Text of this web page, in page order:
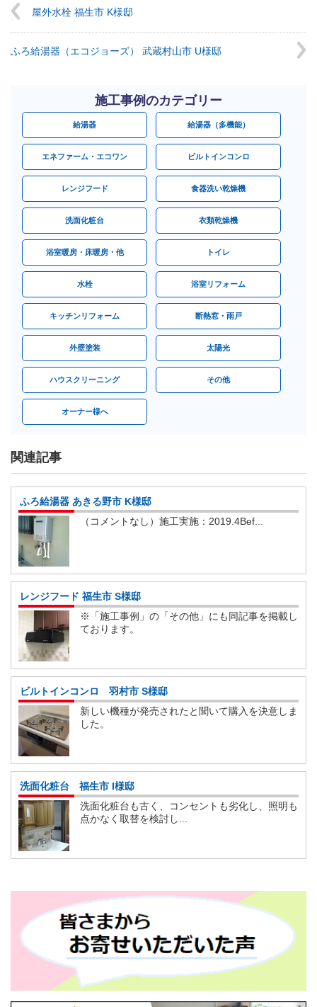
屋外水栓 福生市 K様邸
ふろ給湯器（エコジョーズ） 武蔵村山市 U様邸
施工事例のカテゴリー
給湯器 給湯器（多機能）
エネファーム・エコワン ビルトインコンロ
レンジフード 食器洗い乾燥機
洗面化粧台 衣類乾燥機
浴室暖房・床暖房・他 トイレ
水栓 浴室リフォーム
キッチンリフォーム 断熱窓・雨戸
外壁塗装 太陽光
ハウスクリーニング その他
オーナー様へ
関連記事
ふろ給湯器 あきる野市 K様邸
（コメントなし）施工実施：2019.4Bef...
レンジフード 福生市 S様邸
※「施工事例」の「その他」にも同記事を掲載し
ております。
ビルトインコンロ 羽村市 S様邸
新しい機種が発売されたと聞いて購入を決意しま
した。
洗面化粧台 福生市 I様邸
洗面化粧台も古く、コンセントも劣化し、照明も
点かなく取替を検討し...